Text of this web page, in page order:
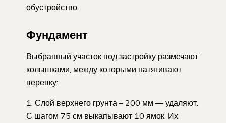
обустройство.
Фундамент
Выбранный участок под застройку размечают
колышками, между которыми натягивают
веревку:
Слой верхнего грунта – 200 мм — удаляют.
С шагом 75 см выкапывают 10 ямок. Их